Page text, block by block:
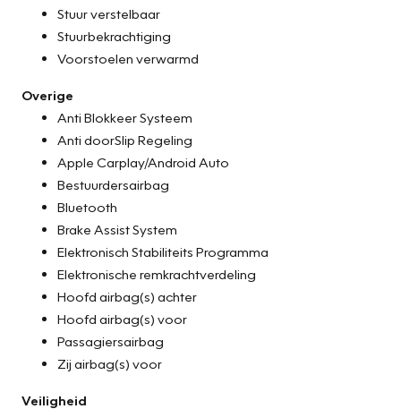
Stuur verstelbaar
Stuurbekrachtiging
Voorstoelen verwarmd
Overige
Anti Blokkeer Systeem
Anti doorSlip Regeling
Apple Carplay/Android Auto
Bestuurdersairbag
Bluetooth
Brake Assist System
Elektronisch Stabiliteits Programma
Elektronische remkrachtverdeling
Hoofd airbag(s) achter
Hoofd airbag(s) voor
Passagiersairbag
Zij airbag(s) voor
Veiligheid